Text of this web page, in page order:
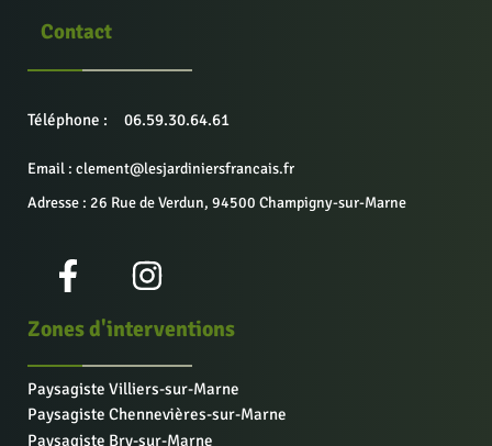
Contact
Téléphone : 06.59.30.64.61
Email : clement@lesjardiniersfrancais.fr
Adresse : 26 Rue de Verdun, 94500 Champigny-sur-Marne
Zones d'interventions
Paysagiste Villiers-sur-Marne
Paysagiste Chennevières-sur-Marne
Paysagiste Bry-sur-Marne